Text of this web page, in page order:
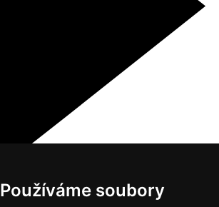
Používáme soubory